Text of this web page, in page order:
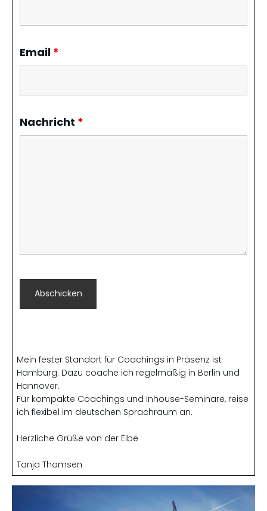
Email *
Nachricht *
Mein fester Standort für Coachings in Präsenz ist
Hamburg. Dazu coache ich regelmäßig in Berlin und
Hannover.
Für kompakte Coachings und Inhouse-Seminare, reise
ich flexibel im deutschen Sprachraum an.
Herzliche Grüße von der Elbe
Tanja Thomsen